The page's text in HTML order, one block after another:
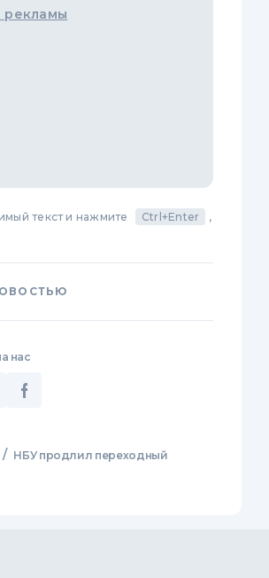
рекламы
текст и нажмите Ctrl+Enter
,
нас
/ НБУ продлил переходный